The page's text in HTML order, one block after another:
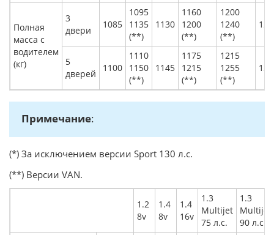
Полная
масса с
водителем
(кг)
3
двери
1085
1095
1135
(**)
1130
1160
1200
(**)
1200
1240
(**)
5
дверей
1100
1110
1150
(**)
1145
1175
1215
(**)
1215
1255
(**)
Примечание:
(*) За исключением версии Sport 130 л.с.
(**) Версии VAN.
1.2
8v
1.4
8v
1.4
16v
1.3
Multijet
75 л.с.
1.3
Multijet
90 л.с.